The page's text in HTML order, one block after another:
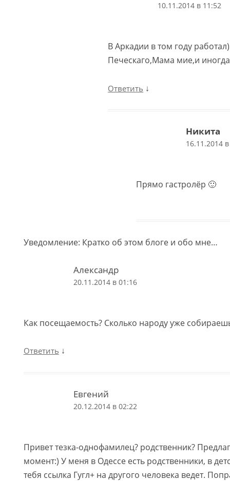
10.11.2014 в 11:52
В Аркадии в том году
Печескаго,Мама мие,и
Ответить ↓
Никита
16.11.2014
Прямо гастролёр 🙂
Уведомление: Кратко об этом блоге и обо мне…
Александр
20.11.2014 в 01:16
Как посещаемость? Сколько народу уже
Ответить ↓
Евгений
20.12.2014 в 02:22
Привет тезка-однофамилец? родственник?
момент:) У меня в Одессе есть родственники, в
тебя ссылка Гугл+ на другого человека ведет.